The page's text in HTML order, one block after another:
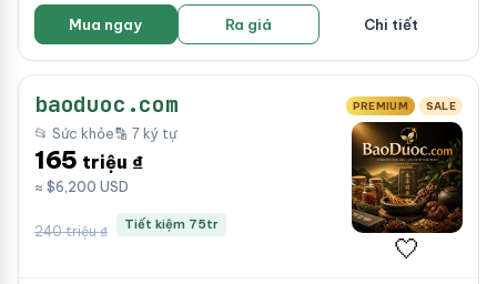
Mua ngay Ra giá Chi tiết
baoduoc.com PREMIUM SALE
📂 Sức khỏe🔡 7 ký tự
165 triệu ₫
≈ $6,200 USD
240 triệu ₫ Tiết kiệm 75tr
🤍